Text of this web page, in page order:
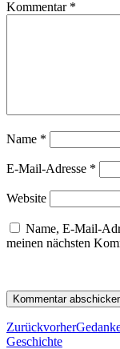
Kommentar *
Name *
E-Mail-Adresse *
Website
Name, E-Mail-
meinen nächsten
Zurückvorher
Geschichte